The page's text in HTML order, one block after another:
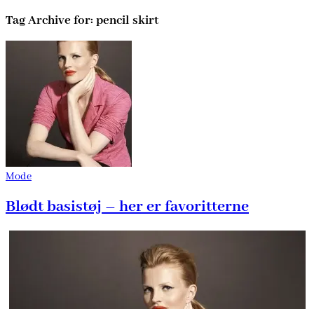
Tag Archive for: pencil skirt
Mode
Blødt basistøj – her er favoritterne